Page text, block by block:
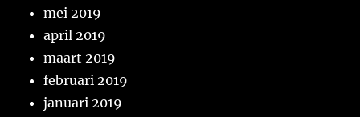
mei 2019
april 2019
maart 2019
februari 2019
januari 2019